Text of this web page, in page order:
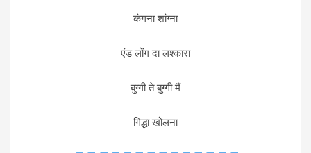
कंगना शांग्ना
एंड लोंग दा लश्कारा
बुग्गी ते बुग्गी मैं
गिद्धा खोलना